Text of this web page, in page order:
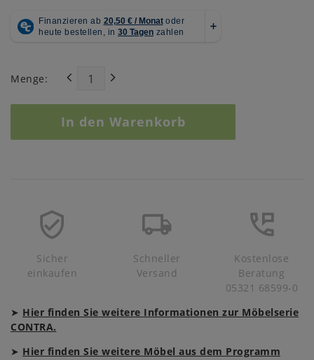
Menge:
In den Warenkorb
Sicher
einkaufen
Schneller
Versand
Kostenlose
Beratung
05321 68599-0
➤ Hier finden Sie weitere Informationen zur Möbelserie
CONTRA.
➤ Hier finden Sie weitere Möbel aus dem Programm